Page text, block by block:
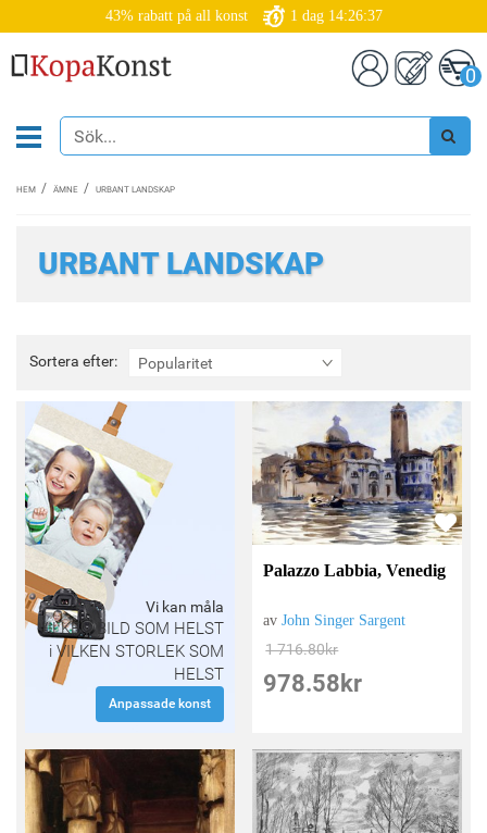
43% rabatt på all konst 1 dag 14:26:35
0
HEM ÄMNE URBANT LANDSKAP
URBANT LANDSKAP
Sortera efter: Popularitet
Sortera
efter:
Vi kan måla
VILKEN BILD SOM HELST
i VILKEN STORLEK SOM
HELST
Anpassade konst
Palazzo Labbia, Venedig
avJohn Singer Sargent
1 716.80kr
978.58 kr